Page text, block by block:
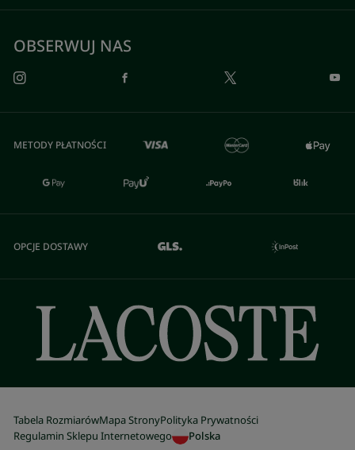
OBSERWUJ NAS
METODY PŁATNOŚCI
OPCJE DOSTAWY
Tabela RozmiarówMapa StronyPolityka Prywatności
Regulamin Sklepu Internetowego
Polska